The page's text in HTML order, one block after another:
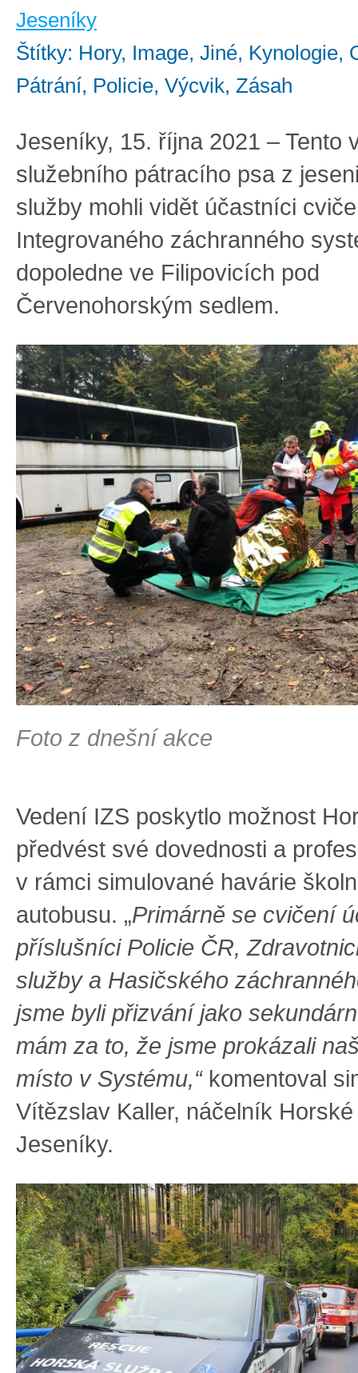
Jeseníky
Štítky: Hory, Image, Jiné, Kynologie,
Pátrání, Policie, Výcvik, Zásah
Jeseníky, 15. října 2021 – Tento
služebního pátracího psa z
služby mohli vidět účastníci
Integrovaného záchranného
dopoledne ve Filipovicích pod
Červenohorským sedlem.
Foto z dnešní akce
Vedení IZS poskytlo možnost
předvést své dovednosti a
v rámci simulované havárie
autobusu. „Primárně se cvičení
příslušníci Policie ČR,
služby a Hasičského
jsme byli přizvání jako
mám za to, že jsme prokázali
místo v Systému,“komentoval
Vítězslav Kaller, náčelník
Jeseníky.